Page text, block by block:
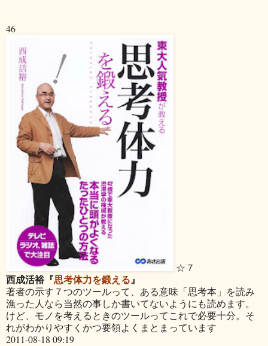
46
☆７
西成活裕『思考体力を鍛える』
著者の示す７つのツールって、ある意味「思考本」を読み
漁った人なら当然の事しか書いてないようにも読めます。
けど、モノを考えるときのツールってこれで必要十分。そ
れがわかりやすくかつ要領よくまとまっています
2011-08-18 09:19